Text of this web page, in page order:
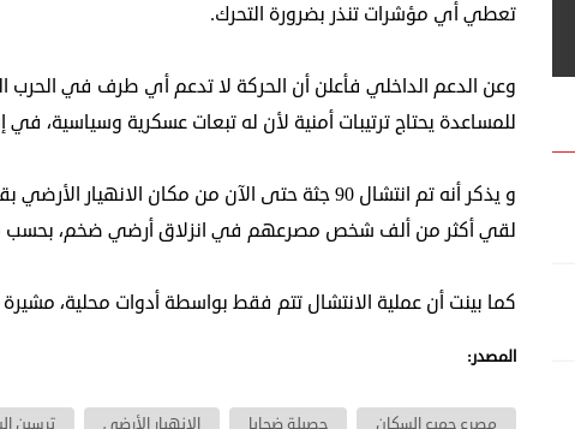
تعطي أي مؤشرات تنذر بضرورة التحرك.
وعن الدعم الداخلي فأعلن أن الحركة لا تدعم أي طرف في
للمساعدة يحتاج ترتيبات أمنية لأن له تبعات عسكرية وسياسية،
و يذكر أنه تم انتشال 90 جثة حتى الآن من مكان
لقي أكثر من ألف شخص مصرعهم في انزلاق أرضي ضخم، بحسب ما
كما بينت أن عملية الانتشال تتم فقط بواسطة أدوات محلية،
المصدر:
مصرع جميع السكان حصيلة ضحايا الانهيار الأرضي ترسين